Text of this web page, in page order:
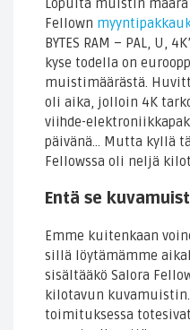
Lopulta muistin
Fellown
BYTES RAM – PAL, U,
kyse todella on
muistimäärästä.
oli aika, jolloin 4K
viihde-
päivänä… Mutta kyllä
Fellowssa oli neljä
Entä se
Emme kuitenkaan
sillä löytämämme
sisältääkö Salora
kilotavun
toimituksessa